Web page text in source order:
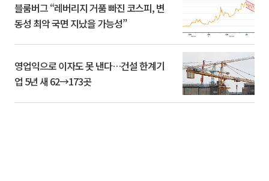
블룸버그 “레버리지 거품 빠진 코스피, 변
동성 최악 국면 지났을 가능성”
영업익으로 이자도 못 낸다…건설 한계기
업 5년 새 62→173곳